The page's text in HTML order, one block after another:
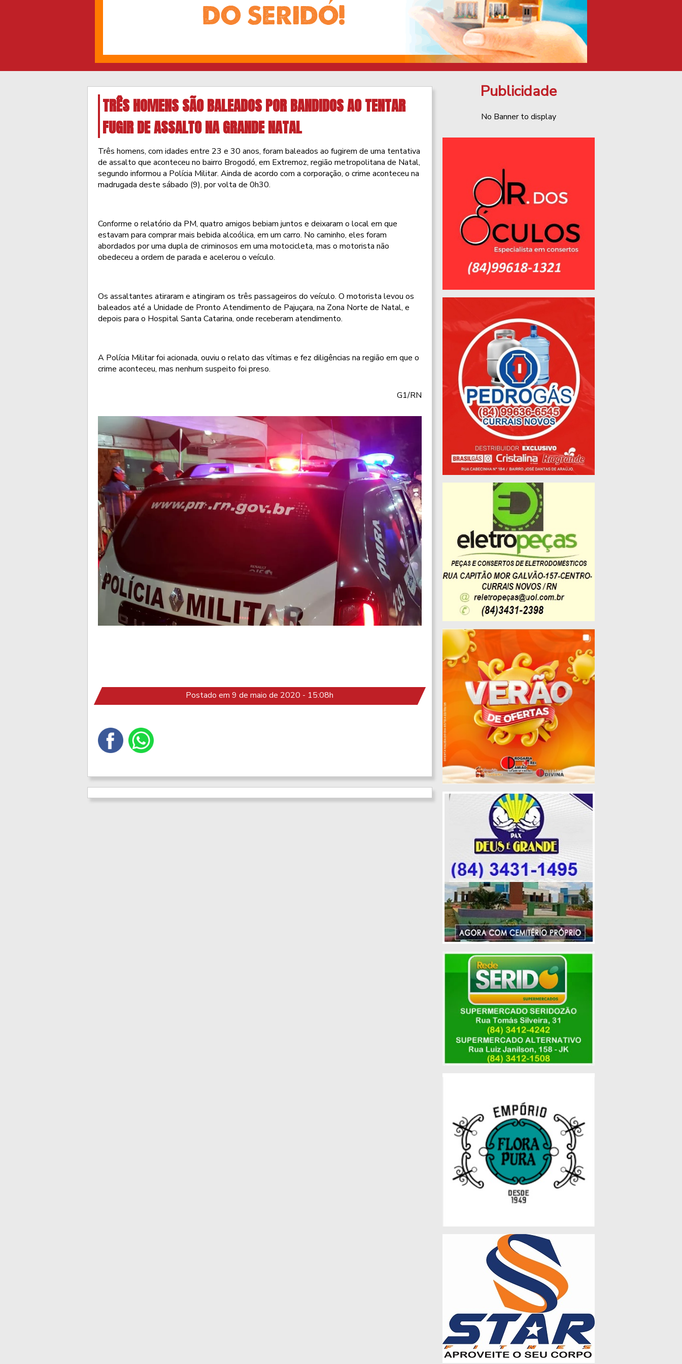
TRÊS HOMENS SÃO BALEADOS POR BANDIDOS AO TENTAR
FUGIR DE ASSALTO NA GRANDE NATAL
Três homens, com idades entre 23 e 30 anos, foram baleados ao fugirem de uma tentativa
de assalto que aconteceu no bairro Brogodó, em Extremoz, região metropolitana de Natal,
segundo informou a Polícia Militar. Ainda de acordo com a corporação, o crime aconteceu na
madrugada deste sábado (9), por volta de 0h30.
Conforme o relatório da PM, quatro amigos bebiam juntos e deixaram o local em que
estavam para comprar mais bebida alcoólica, em um carro. No caminho, eles foram
abordados por uma dupla de criminosos em uma motocicleta, mas o motorista não
obedeceu a ordem de parada e acelerou o veículo.
Os assaltantes atiraram e atingiram os três passageiros do veículo. O motorista levou os
baleados até a Unidade de Pronto Atendimento de Pajuçara, na Zona Norte de Natal, e
depois para o Hospital Santa Catarina, onde receberam atendimento.
A Polícia Militar foi acionada, ouviu o relato das vítimas e fez diligências na região em que o
crime aconteceu, mas nenhum suspeito foi preso.
G1/RN
Postado em 9 de maio de 2020 - 15:08h
Publicidade
No Banner to display